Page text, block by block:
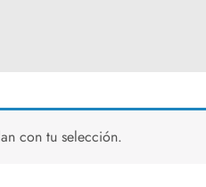
con tu selección.